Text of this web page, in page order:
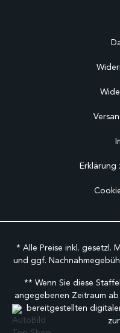
Erklärung
* Alle Preise inkl. gesetzl.
und ggf.
** Wenn Sie diese
angegebenen Zeitraum
bereitgestellten